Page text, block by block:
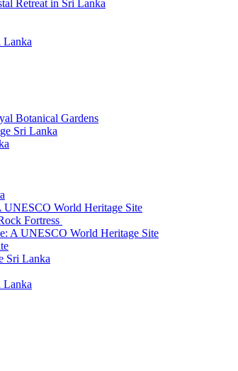
Retreat in Sri Lanka
Lanka
Botanical Gardens
Sri Lanka
World Heritage Site
Fortress
A UNESCO World Heritage Site
Sri Lanka
Lanka